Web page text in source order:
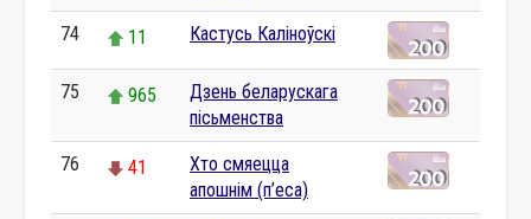
74 11 Кастусь Каліноўскі
75 965
Дзень беларускага
пісьменства
76 41
Хто смяецца
апошнім (п’еса)